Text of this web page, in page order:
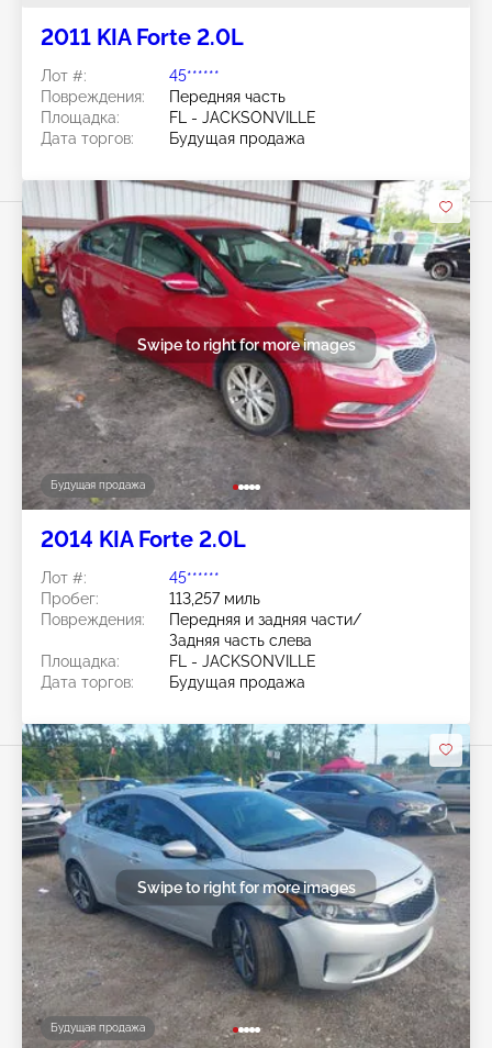
2011 KIA Forte 2.0L
Лот #:
45******
Повреждения:
Передняя часть
Площадка:
FL - JACKSONVILLE
Дата торгов:
Будущая продажа
Будущая продажа
Swipe to right for more images
2014 KIA Forte 2.0L
Лот #:
45******
Пробег:
113,257 миль
Повреждения:
Передняя и задняя части/
Задняя часть слева
Площадка:
FL - JACKSONVILLE
Дата торгов:
Будущая продажа
Будущая продажа
Swipe to right for more images